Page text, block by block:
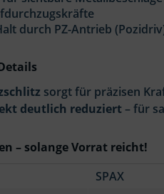
durch PZ-Antrieb
sorgt für präzisen
deutlich reduziert– für
– solange Vorrat reicht!
SPAX